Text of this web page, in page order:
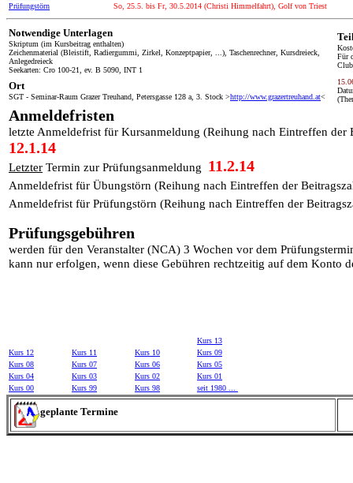
Prüfungstörn
So, 25.5. bis Fr, 30.5.2014 (Christi Himmelfahrt), Golf von Triest
Notwendige Unterlagen
Skriptum (im Kursbeitrag enthalten)
Zeichenmaterial (Bleistift, Radiergummi, Zirkel, Konzeptpapier, ...), Taschenrechner, Kursdreieck,
Anlegedreieck
Seekarten: Cro 100-21, ev. B 5090, INT 1
Für
Ort
SGT - Seminar-Raum Grazer Treuhand, Petersgasse 128 a, 3. Stock >http://www.grazertreuhand.at<
Anmeldefristen
letzte Anmeldefrist für Kursanmeldung (Reihung nach Eintreffen der
12.1.14
Letzter Termin zur Prüfungsanmeldung 11.2.14
Anmeldefrist für Übungstörn (Reihung nach Eintreffen der
Anmeldefrist für Prüfungstörn (Reihung nach Eintreffen der
Prüfungsgebühren
werden für den Veranstalter (NCA) 3 Wochen vor dem
kann nur erfolgen, wenn diese Gebühren rechtzeitig auf dem Konto
Kurs 13
Kurs 12
Kurs 11 Kurs 10
Kurs 09
Kurs 08
Kurs 07 Kurs 06
Kurs 05
Kurs 04
Kurs 03 Kurs 02
Kurs 01
Kurs 00
Kurs 99 Kurs 98 seit 1980 ...
geplante Termine